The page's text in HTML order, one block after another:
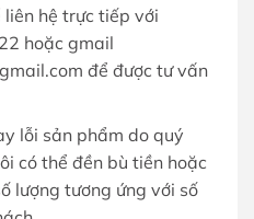
liên hệ trực tiếp với
hoặc gmail
để được tư vấn
lỗi sản phẩm do quý
có thể đền bù tiền hoặc
lượng tương ứng với số